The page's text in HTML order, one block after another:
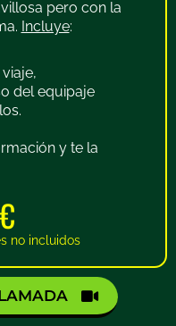
pero con la
Incluye:
del equipaje
y te la
no incluidos